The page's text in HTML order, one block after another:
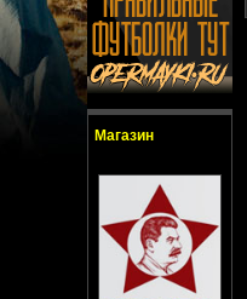
Магазин